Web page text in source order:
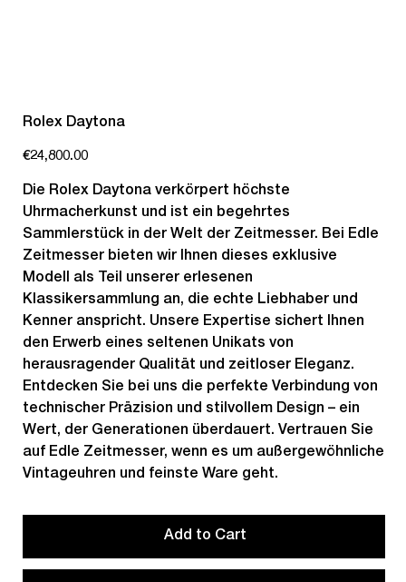
Rolex Daytona
Price
€24,800.00
Die Rolex Daytona verkörpert höchste
Uhrmacherkunst und ist ein begehrtes
Sammlerstück in der Welt der Zeitmesser. Bei Edle
Zeitmesser bieten wir Ihnen dieses exklusive
Modell als Teil unserer erlesenen
Klassikersammlung an, die echte Liebhaber und
Kenner anspricht. Unsere Expertise sichert Ihnen
den Erwerb eines seltenen Unikats von
herausragender Qualität und zeitloser Eleganz.
Entdecken Sie bei uns die perfekte Verbindung von
technischer Präzision und stilvollem Design – ein
Wert, der Generationen überdauert. Vertrauen Sie
auf Edle Zeitmesser, wenn es um außergewöhnliche
Vintageuhren und feinste Ware geht.
Add to Cart